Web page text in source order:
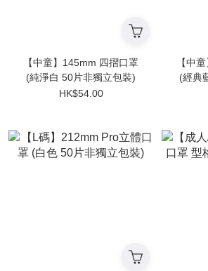
【中童】145mm 四摺口罩
(純淨白 50片非獨立包裝)
HK$54.00
【中
(經典